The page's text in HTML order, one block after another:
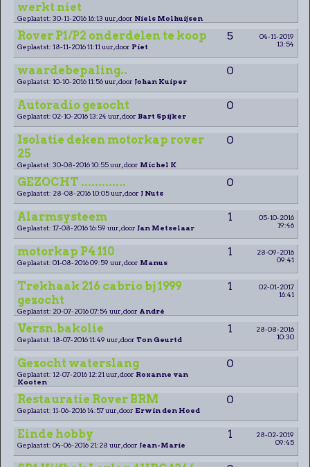
werkt niet
Geplaatst: 30-11-2016 16:13 uur, door Niels Molhuijsen
Rover P1/P2 onderdelen te koop 5
04-11-2019
13:54
Geplaatst: 18-11-2016 11:11 uur, door Piet
waardebepaling.. 0
Geplaatst: 10-10-2016 11:56 uur, door Johan Kuiper
Autoradio gezocht 0
Geplaatst: 02-10-2016 13:24 uur, door Bart Spijker
Isolatie deken motorkap rover
25
0
Geplaatst: 30-08-2016 10:55 uur, door Michel K
GEZOCHT ............. 0
Geplaatst: 28-08-2016 10:05 uur, door J Nuts
Alarmsysteem 1
05-10-2016
19:46
Geplaatst: 17-08-2016 16:59 uur, door Jan Metselaar
motorkap P4 110 1
28-09-2016
09:41
Geplaatst: 01-08-2016 09:59 uur, door Manus
Trekhaak 216 cabrio bj 1999
gezocht
1
02-01-2017
16:41
Geplaatst: 20-07-2016 07:54 uur, door André
Versn.bakolie 1
28-08-2016
10:30
Geplaatst: 18-07-2016 11:49 uur, door Ton Geurtd
Gezocht waterslang 0
Geplaatst: 12-07-2016 12:21 uur, door Roxanne van
Kooten
Restauratie Rover BRM 0
Geplaatst: 11-06-2016 14:57 uur, door Erwin den Hoed
Einde hobby 1
28-02-2019
09:45
Geplaatst: 04-06-2016 21:28 uur, door Jean-Marie